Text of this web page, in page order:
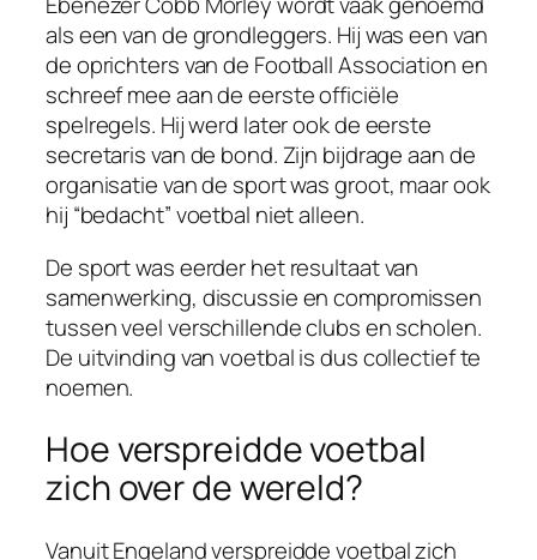
als een van de grondleggers. Hij was een van
de oprichters van de Football Association en
schreef mee aan de eerste officiële
spelregels. Hij werd later ook de eerste
secretaris van de bond. Zijn bijdrage aan de
organisatie van de sport was groot, maar ook
hij “bedacht” voetbal niet alleen.
De sport was eerder het resultaat van
samenwerking, discussie en compromissen
tussen veel verschillende clubs en scholen.
De uitvinding van voetbal is dus collectief te
noemen.
Hoe verspreidde voetbal
zich over de wereld?
Vanuit Engeland verspreidde voetbal zich